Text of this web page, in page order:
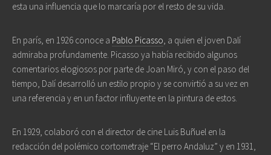
esta una influencia que lo marcaría por el resto de su vida.
En parís, en 1926 conoce a Pablo Picasso, a quien el joven Dalí
admiraba profundamente. Picasso ya había recibido algunos
comentarios elogiosos por parte de Joan Miró, y con el paso del
tiempo, Dalí desarrolló un estilo propio y se convirtió a su vez en
una referencia y en un factor influyente en la pintura de estos.
En 1929, colaboró con el director de cine Luis Buñuel en la
redacción del polémico cortometraje “El perro Andaluz” y en 1931,